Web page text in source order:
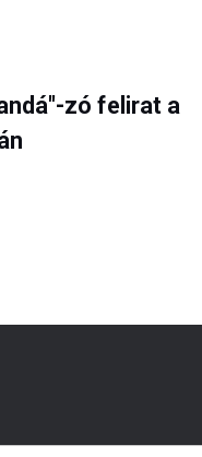
zó felirat a